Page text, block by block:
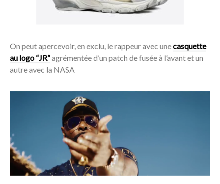
On peut apercevoir, en exclu, le rappeur avec unecasquette
au logo “JR”agrémentée d’un patch de fusée à l’avant et un
autre avec la NASA
Acheter